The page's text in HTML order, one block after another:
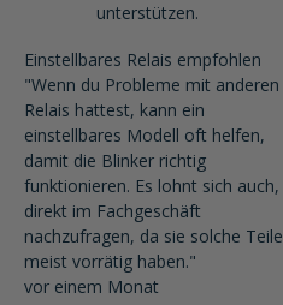
unterstützen.
Einstellbares Relais empfohlen
"Wenn du Probleme mit anderen
Relais hattest, kann ein
einstellbares Modell oft helfen,
damit die Blinker richtig
funktionieren. Es lohnt sich auch,
direkt im Fachgeschäft
nachzufragen, da sie solche Teile
meist vorrätig haben."
vor einem Monat